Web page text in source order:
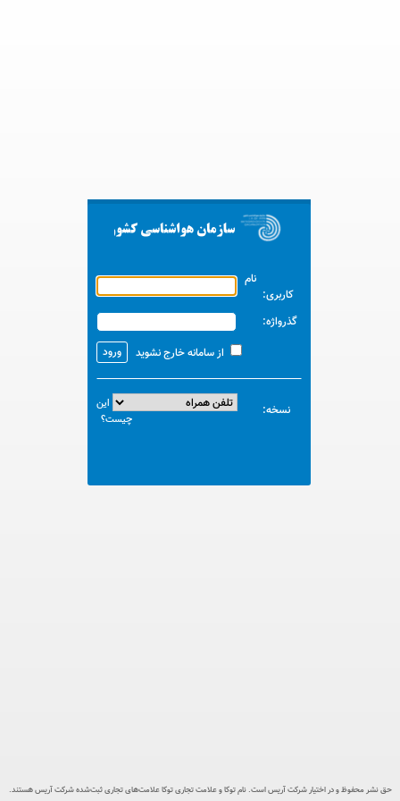
توکا
نام
کاربری:
گذرواژه:
از سامانه خارج نشوید
نسخه:
این
چیست؟
حق نشر محفوظ و در اختیار شرکت آریس است. نام توکا و علامت تجاری توکا علامت‌های تجاری ثبت‌‌شده شرکت آریس هستند.